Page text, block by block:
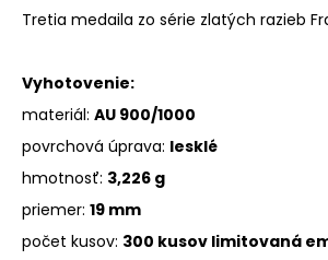
Tretia medaila zo série zlatých razieb
Vyhotovenie:
materiál: AU 900/1000
povrchová úprava: lesklé
hmotnosť: 3,226 g
priemer: 19 mm
počet kusov: 300 kusov limitovaná